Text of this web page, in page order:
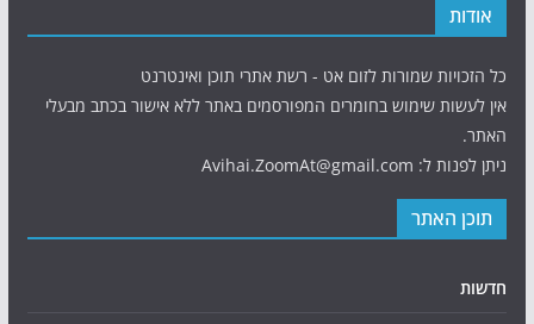
אודות
כל הזכויות שמורות לזום אט - רשת אתרי תוכן ואינטרנט
אין לעשות שימוש בחומרים המפורסמים באתר ללא אישור בכתב מבעלי
האתר.
ניתן לפנות ל: Avihai.ZoomAt@gmail.com
תוכן האתר
חדשות